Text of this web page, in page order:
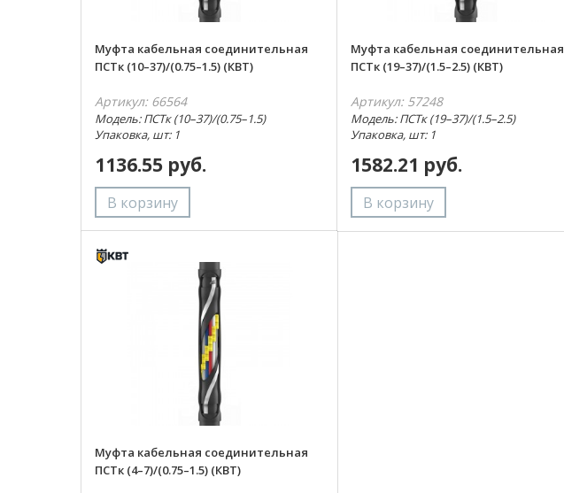
Муфта кабельная соединительная
ПСТк (10–37)/(0.75–1.5) (КВТ)
Артикул: 66564
Модель: ПСТк (10–37)/(0.75–1.5)
Упаковка, шт: 1
1136.55 руб.
Муфта кабельная соединительная
ПСТк (19–37)/(1.5–2.5) (КВТ)
Артикул: 57248
Модель: ПСТк (19–37)/(1.5–2.5)
Упаковка, шт: 1
1582.21 руб.
Муфта кабельная соединительная
ПСТк (4–7)/(0.75–1.5) (КВТ)